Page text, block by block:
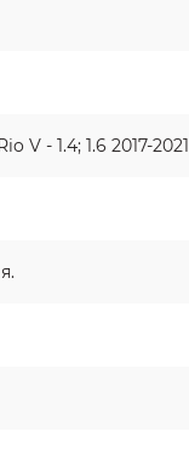
V - 1.4; 1.6 2017-2021